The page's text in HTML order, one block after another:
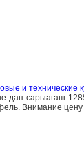
и технические
дап сарыагаш
Внимание